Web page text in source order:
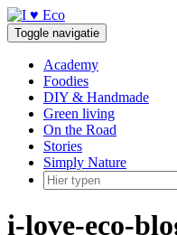
Doorgaan
naar
inhoud
Toggle navigatie
Academy
Foodies
DIY & Handmade
Green living
On the Road
Stories
Simply Nature
i-love-eco-